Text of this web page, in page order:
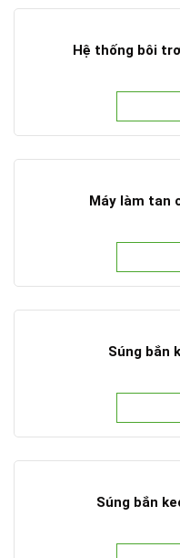
Hệ thống bôi
Máy làm tan
Súng bắn
Súng bắn